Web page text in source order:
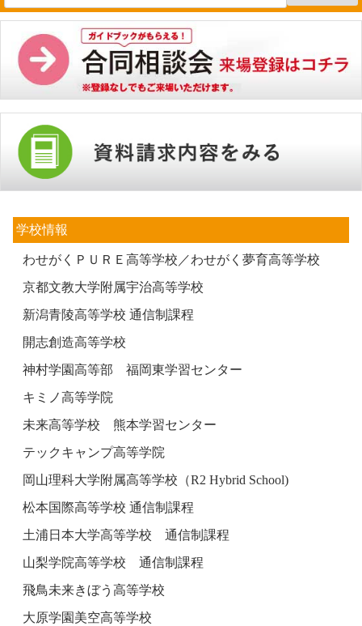
学校情報
わせがくＰＵＲＥ高等学校／わせがく夢育高等学校
京都文教大学附属宇治高等学校
新潟青陵高等学校 通信制課程
開志創造高等学校
神村学園高等部 福岡東学習センター
キミノ高等学院
未来高等学校 熊本学習センター
テックキャンプ高等学院
岡山理科大学附属高等学校（R2 Hybrid School)
松本国際高等学校 通信制課程
土浦日本大学高等学校 通信制課程
山梨学院高等学校 通信制課程
飛鳥未来きぼう高等学校
大原学園美空高等学校